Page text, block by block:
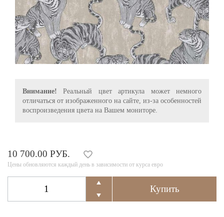
Внимание! Реальный цвет артикула может немного
отличаться от изображенного на сайте, из-за особенностей
воспроизведения цвета на Вашем мониторе.
10 700.00 РУБ.
Цены обновляются каждый день в зависимости от курса евро